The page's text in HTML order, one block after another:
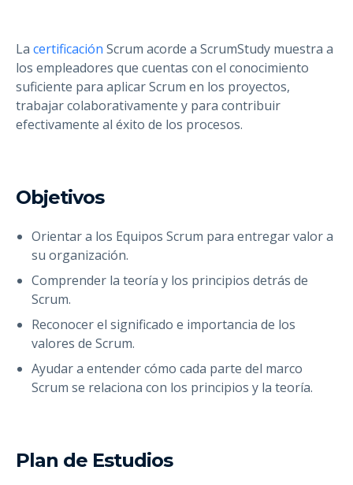
La certificación Scrum acorde a ScrumStudy muestra a
los empleadores que cuentas con el conocimiento
suficiente para aplicar Scrum en los proyectos,
trabajar colaborativamente y para contribuir
efectivamente al éxito de los procesos.
Objetivos
Orientar a los Equipos Scrum para entregar valor a
su organización.
Comprender la teoría y los principios detrás de
Scrum.
Reconocer el significado e importancia de los
valores de Scrum.
Ayudar a entender cómo cada parte del marco
Scrum se relaciona con los principios y la teoría.
Plan de Estudios